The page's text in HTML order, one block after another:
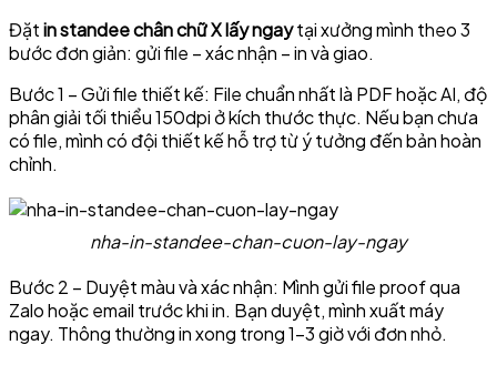
Đặtin standee chân chữ X lấy ngaytại xưởng mình theo 3
bước đơn giản: gửi file – xác nhận – in và giao.
Bước 1 – Gửi file thiết kế: File chuẩn nhất là PDF hoặc AI, độ
phân giải tối thiểu 150dpi ở kích thước thực. Nếu bạn chưa
có file, mình có đội thiết kế hỗ trợ từ ý tưởng đến bản hoàn
chỉnh.
nha-in-standee-chan-cuon-lay-ngay
Bước 2 – Duyệt màu và xác nhận: Mình gửi file proof qua
Zalo hoặc email trước khi in. Bạn duyệt, mình xuất máy
ngay. Thông thường in xong trong 1–3 giờ với đơn nhỏ.